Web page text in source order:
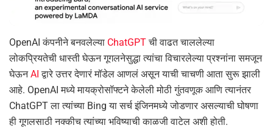
OpenAI कंपनीने बनवलेल्या ChatGPTची वाढत चाललेल्या
लोकप्रियतेची धास्ती घेऊन गूगलनेसुद्धा त्यांचा विचारलेल्या प्रश्नांना समजून
घेऊनAI द्वारे उत्तर देणारं मॉडेल आणलं असून याची चाचणी आता सुरू झाली
आहे. OpenAI मध्ये मायक्रोसॉफ्टने केलेली मोठी गुंतवणूक आणि त्यानंतर
ChatGPT ला त्यांच्या Bing या सर्च इंजिनमध्ये जोडणार असल्याची घोषणा
ही गूगलसाठी नक्कीच त्यांच्या भविष्याची काळजी वाटेल अशी होती.